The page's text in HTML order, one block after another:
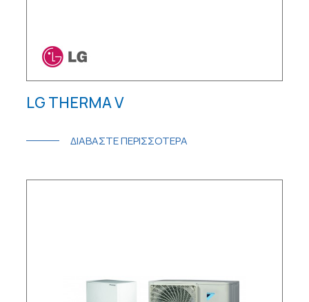
LG THERMA V
ΔΙΑΒΑΣΤΕ ΠΕΡΙΣΣΟΤΕΡΑ